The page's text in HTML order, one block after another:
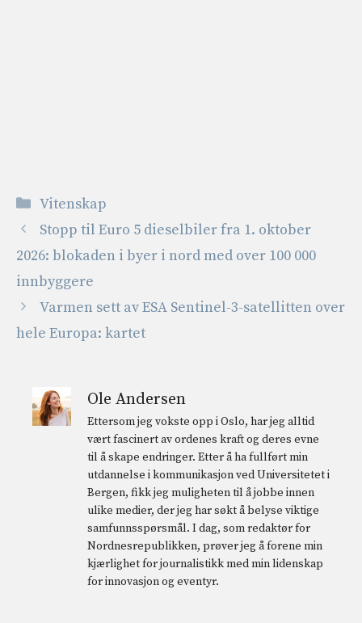
Kategorier
Vitenskap
Stopp til Euro 5 dieselbiler fra 1. oktober
2026: blokaden i byer i nord med over 100 000
innbyggere
Varmen sett av ESA Sentinel-3-satellitten over
hele Europa: kartet
Ole Andersen
Ettersom jeg vokste opp i Oslo, har jeg alltid
vært fascinert av ordenes kraft og deres evne
til å skape endringer. Etter å ha fullført min
utdannelse i kommunikasjon ved Universitetet i
Bergen, fikk jeg muligheten til å jobbe innen
ulike medier, der jeg har søkt å belyse viktige
samfunnsspørsmål. I dag, som redaktør for
Nordnesrepublikken, prøver jeg å forene min
kjærlighet for journalistikk med min lidenskap
for innovasjon og eventyr.